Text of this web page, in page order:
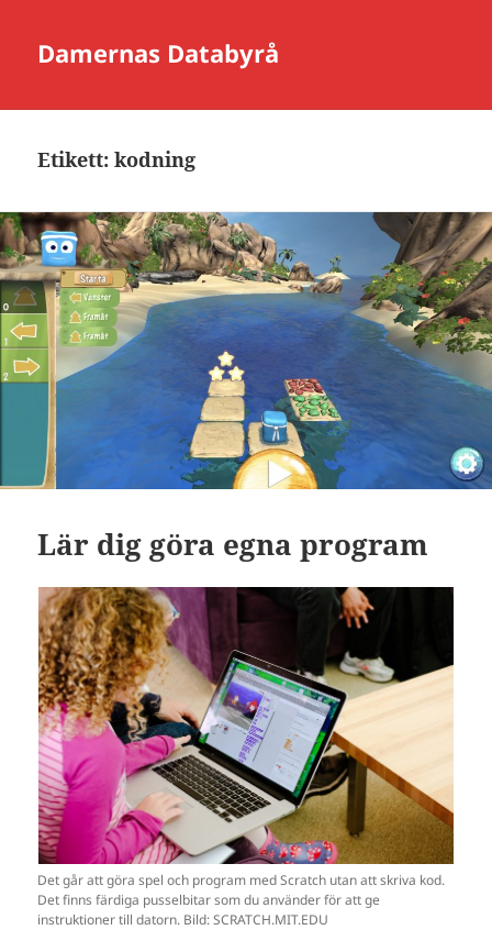
Damernas Databyrå
Etikett:kodning
Lär dig göra egna program
Det går att göra spel och program med Scratch utan att skriva kod.
Det finns färdiga pusselbitar som du använder för att ge
instruktioner till datorn. Bild: SCRATCH.MIT.EDU